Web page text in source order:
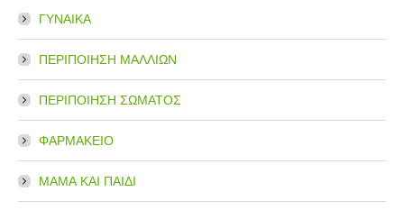
in
window
in
window
ΓΥΝΑΙΚΑ
ΠΕΡΙΠΟΙΗΣΗ ΜΑΛΛΙΩΝ
ΠΕΡΙΠΟΙΗΣΗ ΣΩΜΑΤΟΣ
ΦΑΡΜΑΚΕΙΟ
ΜΑΜΑ ΚΑΙ ΠΑΙΔΙ